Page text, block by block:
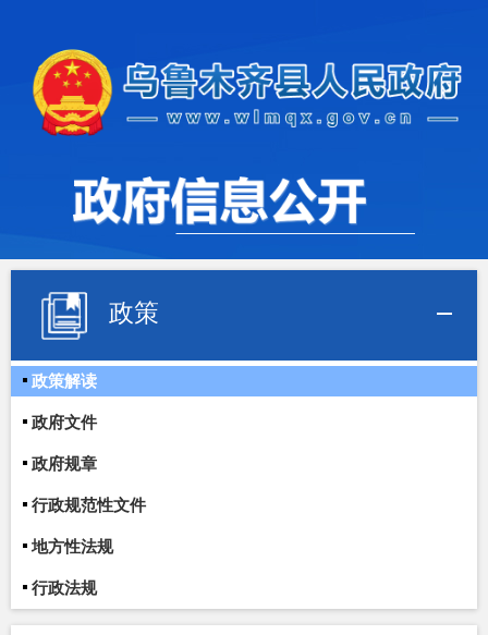
政策
政策解读
政府文件
政府规章
行政规范性文件
地方性法规
行政法规